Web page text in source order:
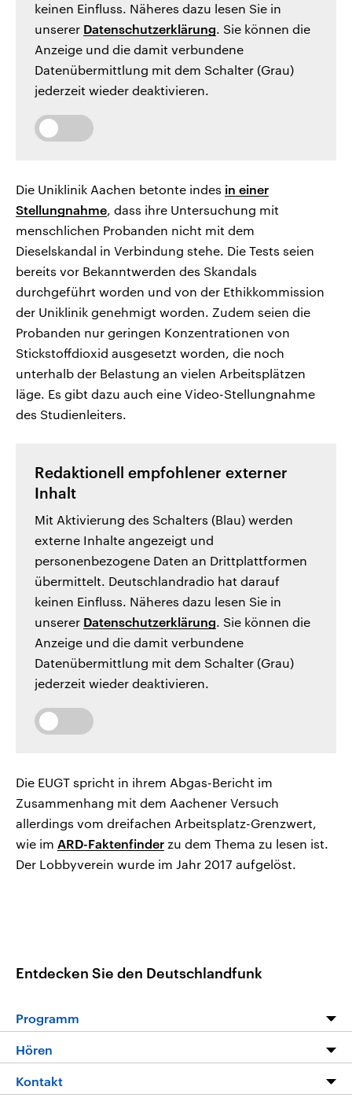
keinen Einfluss. Näheres dazu lesen Sie in
unserer Datenschutzerklärung. Sie können die
Anzeige und die damit verbundene
Datenübermittlung mit dem Schalter (Grau)
jederzeit wieder deaktivieren.
Die Uniklinik Aachen betonte indes in einer
Stellungnahme, dass ihre Untersuchung mit
menschlichen Probanden nicht mit dem
Dieselskandal in Verbindung stehe. Die Tests seien
bereits vor Bekanntwerden des Skandals
durchgeführt worden und von der Ethikkommission
der Uniklinik genehmigt worden. Zudem seien die
Probanden nur geringen Konzentrationen von
Stickstoffdioxid ausgesetzt worden, die noch
unterhalb der Belastung an vielen Arbeitsplätzen
läge. Es gibt dazu auch eine Video-Stellungnahme
des Studienleiters.
Redaktionell empfohlener externer
Inhalt
Mit Aktivierung des Schalters (Blau) werden
externe Inhalte angezeigt und
personenbezogene Daten an Drittplattformen
übermittelt. Deutschlandradio hat darauf
keinen Einfluss. Näheres dazu lesen Sie in
unserer Datenschutzerklärung. Sie können die
Anzeige und die damit verbundene
Datenübermittlung mit dem Schalter (Grau)
jederzeit wieder deaktivieren.
Die EUGT spricht in ihrem Abgas-Bericht im
Zusammenhang mit dem Aachener Versuch
allerdings vom dreifachen Arbeitsplatz-Grenzwert,
wie im ARD-Faktenfinder zu dem Thema zu lesen ist.
Der Lobbyverein wurde im Jahr 2017 aufgelöst.
Entdecken Sie den Deutschlandfunk
Programm
Programm
Die Nachrichten
Hören
Livestream
Kontakt